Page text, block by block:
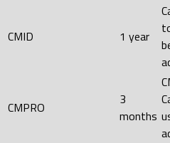
CMID 1 year
CMPRO
3
months